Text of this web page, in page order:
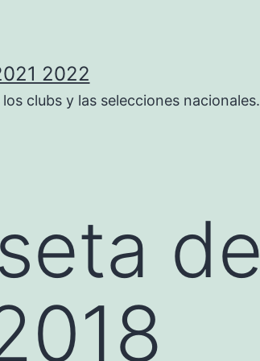
2022
clubs y las selecciones nacionales.
de